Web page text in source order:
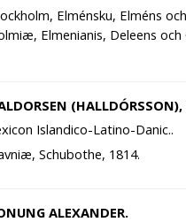
Elménsku, Elméns
Elmenianis, Deleens och
Islandico-Latino-Danic..
Schubothe, 1814.
ALEXANDER.